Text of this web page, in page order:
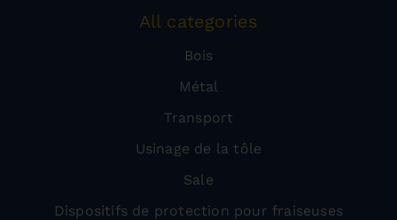
All categories
Bois
Métal
Transport
Usinage de la tôle
Sale
Dispositifs de protection pour fraiseuses